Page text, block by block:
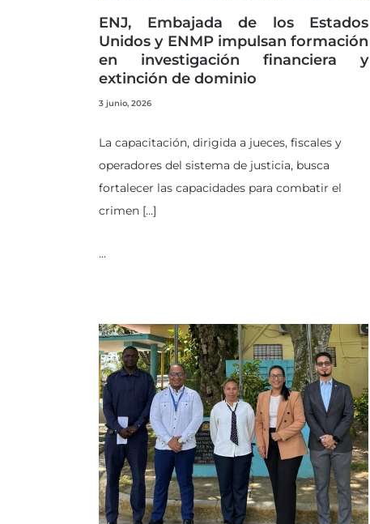
ENJ, Embajada de los Estados
Unidos y ENMP impulsan formación
en investigación financiera y
extinción de dominio
3 junio, 2026
La capacitación, dirigida a jueces, fiscales y
operadores del sistema de justicia, busca
fortalecer las capacidades para combatir el
crimen […]
…